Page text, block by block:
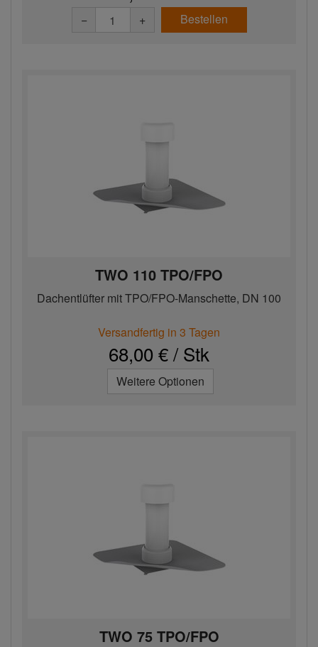
− + Bestellen
TWO 110 TPO/FPO
Dachentlüfter mit TPO/FPO-Manschette, DN 100
Versandfertig in 3 Tagen
68,00 € / Stk
Weitere Optionen
TWO 75 TPO/FPO